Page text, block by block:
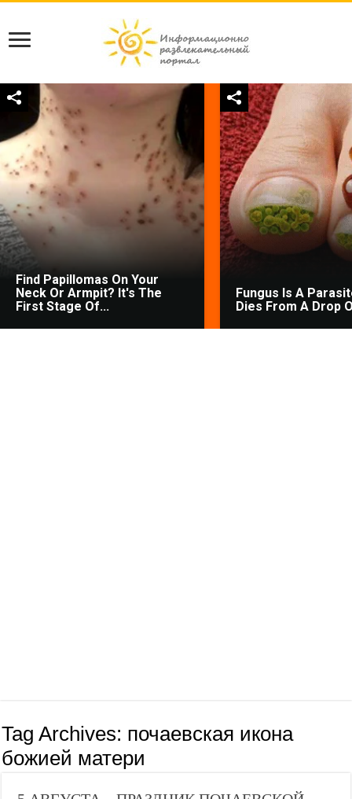
Find Papillomas On Your
Neck Or Armpit? It's The
First Stage Of...
Fungus Is A
Dies From A Drop
Tag Archives: почаевская икона
божией матери